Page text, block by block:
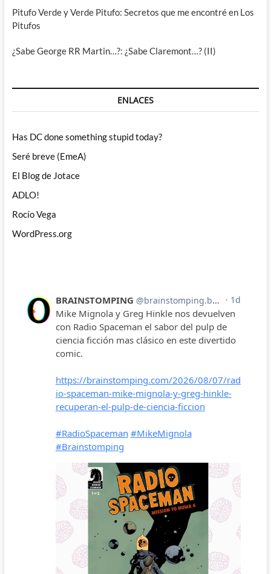
Pitufo Verde y Verde Pitufo: Secretos que me encontré en Los
Pitufos
¿Sabe George RR Martin…?: ¿Sabe Claremont…? (II)
ENLACES
Has DC done something stupid today?
Seré breve (EmeA)
El Blog de Jotace
ADLO!
Rocío Vega
WordPress.org